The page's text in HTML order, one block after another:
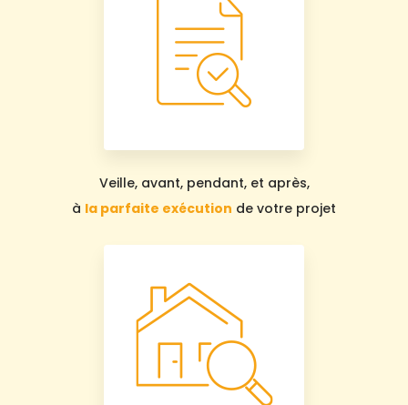
Veille, avant, pendant, et après,
à la parfaite exécution de votre projet